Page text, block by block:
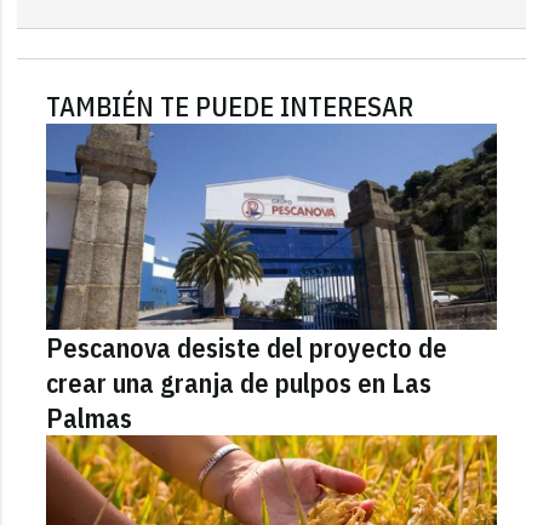
TAMBIÉN TE PUEDE INTERESAR
Pescanova desiste del proyecto de
crear una granja de pulpos en Las
Palmas